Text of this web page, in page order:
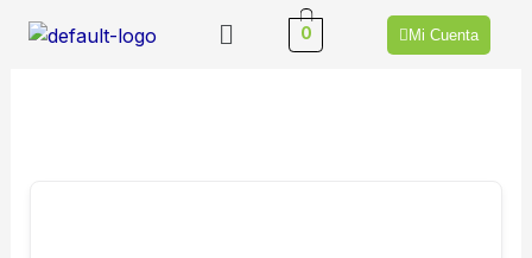
Menú 0 Mi Cuenta